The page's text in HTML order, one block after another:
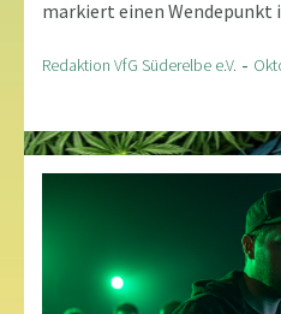
markiert einen
Redaktion VfG Süderelbe e.V. -